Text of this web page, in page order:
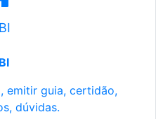
emitir guia, certidão,
dúvidas.